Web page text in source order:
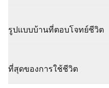
รูปแบบบ้านที่ตอบโจทย์ชีวิต
ที่สุดของการใช้ชีวิต